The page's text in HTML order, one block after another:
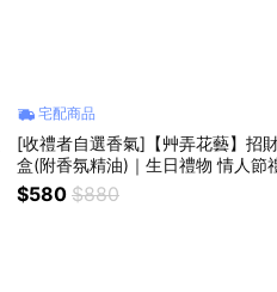
宅配商品
[收禮者自選香氣]【艸弄花藝】招
盒(附香氛精油)｜生日禮物 情人節
紓壓小物
$580 $880